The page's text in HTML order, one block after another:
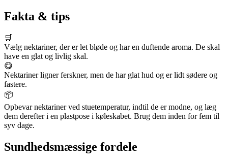
Fakta & tips
🛒
Vælg nektariner, der er let bløde og har en duftende aroma. De skal
have en glat og livlig skal.
😋
Nektariner ligner ferskner, men de har glat hud og er lidt sødere og
fastere.
📦
Opbevar nektariner ved stuetemperatur, indtil de er modne, og læg
dem derefter i en plastpose i køleskabet. Brug dem inden for fem til
syv dage.
Sundhedsmæssige fordele